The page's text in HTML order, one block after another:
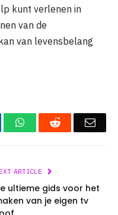
kunt verlenen in
van de
van levensbelang
WhatsAppReddit
ARTICLE
ultieme gids voor het
van je eigen tv